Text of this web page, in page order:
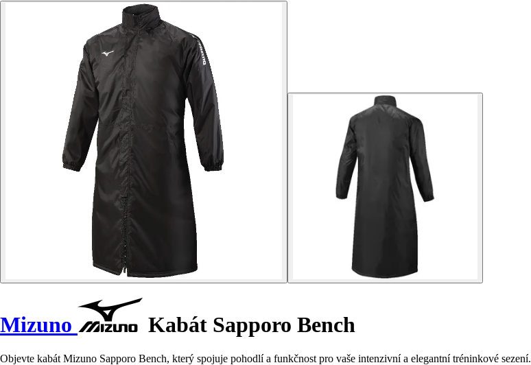
Mizuno Kabát Sapporo Bench
Objevte kabát Mizuno Sapporo Bench, který spojuje pohodlí a funkčnost pro vaše intenzivní a elegantní tréninkové sezení.